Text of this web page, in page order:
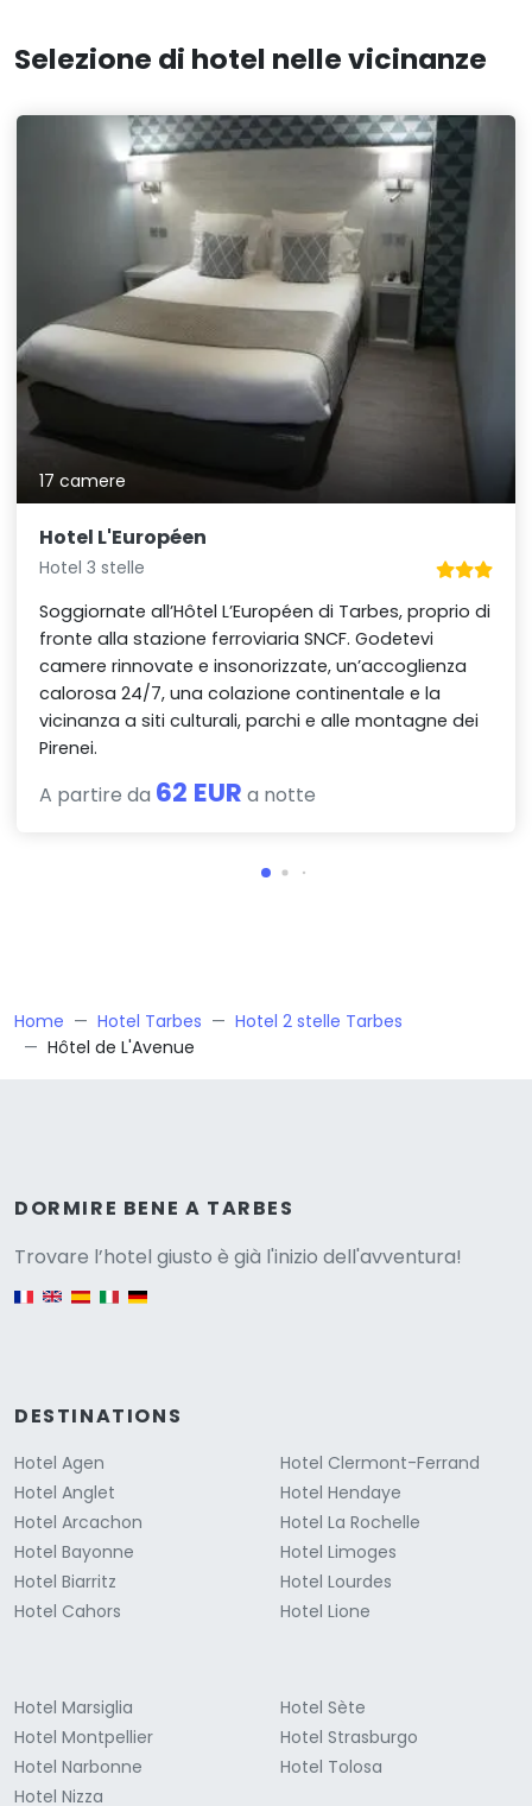
Selezione di hotel nelle vicinanze
17 camere
Hotel L'Européen
Hotel 3 stelle
Soggiornate all’Hôtel L’Européen di Tarbes, proprio di
fronte alla stazione ferroviaria SNCF. Godetevi
camere rinnovate e insonorizzate, un’accoglienza
calorosa 24/7, una colazione continentale e la
vicinanza a siti culturali, parchi e alle montagne dei
Pirenei.
A partire da 62 EUR a notte
Home Hotel Tarbes
Hotel 2 stelle Tarbes
Hôtel de L'Avenue
DORMIRE BENE A TARBES
Trovare l’hotel giusto è già l'inizio dell'avventura!
English version
DESTINATIONS
Hotel Agen
Hotel Anglet
Hotel Arcachon
Hotel Bayonne
Hotel Biarritz
Hotel Cahors
Hotel Clermont-Ferrand
Hotel Hendaye
Hotel La Rochelle
Hotel Limoges
Hotel Lourdes
Hotel Lione
Hotel Marsiglia
Hotel Montpellier
Hotel Narbonne
Hotel Nizza
Hotel Sète
Hotel Strasburgo
Hotel Tolosa